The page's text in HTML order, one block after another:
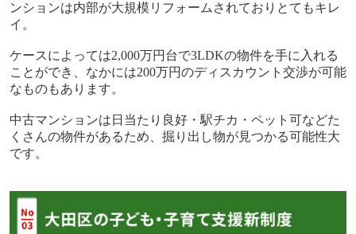
ンションは内部が大規模リフォームされておりとてもキレ
イ。
ケースによっては2,000万円台で3LDKの物件を手に入れる
ことができ、なかには200万円のディスカウント交渉が可能
なものもあります。
中古マンションは日当たり良好・駅チカ・ペット可などた
くさんの物件があるため、掘り出し物が見つかる可能性大
です。